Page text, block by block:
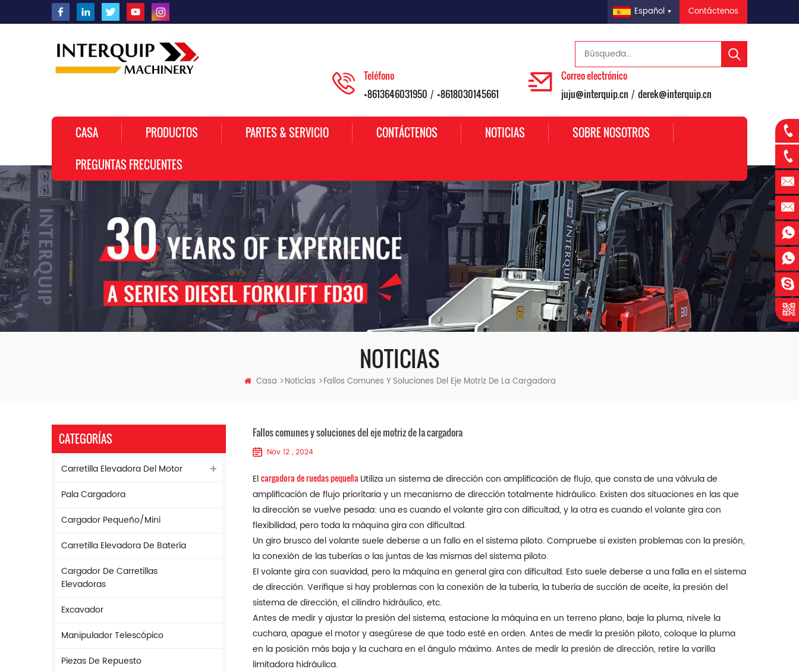
Contáctenos
Español
Teléfono
+8613646031950 / +8618030145661
Correo electrónico
juju@interquip.cn / derek@interquip.cn
CASA PRODUCTOS PARTES & SERVICIO CONTÁCTENOS NOTICIAS SOBRE NOSOTROS
PREGUNTAS FRECUENTES
NOTICIAS
Casa Noticias Fallos Comunes Y Soluciones Del Eje Motriz De La Cargadora
Fallos comunes y soluciones del eje motriz de la cargadora
Nov 12 , 2024
Elcargadora de ruedas pequeña Utiliza un sistema de dirección con amplificación de flujo, que consta de una válvula de
amplificación de flujo prioritaria y un mecanismo de dirección totalmente hidráulico. Existen dos situaciones en las que
la dirección se vuelve pesada: una es cuando el volante gira con dificultad, y la otra es cuando el volante gira con
flexibilidad, pero toda la máquina gira con dificultad.
Un giro brusco del volante suele deberse a un fallo en el sistema piloto. Compruebe si existen problemas con la presión,
la conexión de las tuberías o las juntas de las mismas del sistema piloto.
El volante gira con suavidad, pero la máquina en general gira con dificultad. Esto suele deberse a una falla en el sistema
de dirección. Verifique si hay problemas con la conexión de la tubería, la tubería de succión de aceite, la presión del
sistema de dirección, el cilindro hidráulico, etc.
Antes de medir y ajustar la presión del sistema, estacione la máquina en un terreno plano, baje la pluma, nivele la
cuchara, apague el motor y asegúrese de que todo esté en orden. Antes de medir la presión piloto, coloque la pluma
en la posición más baja y la cuchara en el ángulo máximo. Antes de medir la presión de dirección, retire la varilla
limitadora hidráulica.
CATEGORÍAS
Carretilla Elevadora Del Motor
Pala Cargadora
Cargador Pequeño/mini
Carretilla Elevadora De Batería
Cargador De Carretillas
Elevadoras
Excavador
Manipulador Telescópico
Piezas De Repuesto